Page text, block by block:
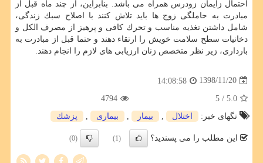
احتمال زایمان زودرس همراه می باشد. بنابراین، از چند ماه قبل از
مبادرت به حاملگی زوج ها باید تلاش كنند با اصلاح سبك زندگی،
شامل داشتن تغذیه مناسب و تحرك كافی و پرهیز از مصرف الكل و
دخانیات سطح سلامت خویش را ارتقاء دهند و حتما قبل از مبادرت به
بارداری، زیر نظر متخصص زنان ارزیابی های لازم را انجام دهند.
1398/11/20
14:08:58
5.0
/ 5
4794
تگهای خبر:
اختلال بیمار بیماری پزشك
این مطلب را می پسندید؟ (1)
(0)